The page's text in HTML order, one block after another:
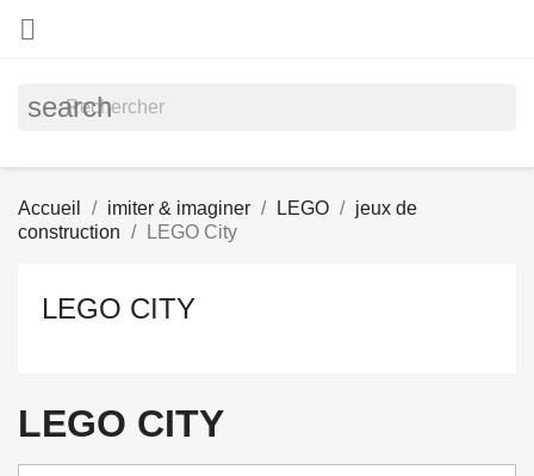

search
Accueil imiter & imaginer LEGO
jeux de
construction
LEGO City
LEGO CITY
LEGO CITY